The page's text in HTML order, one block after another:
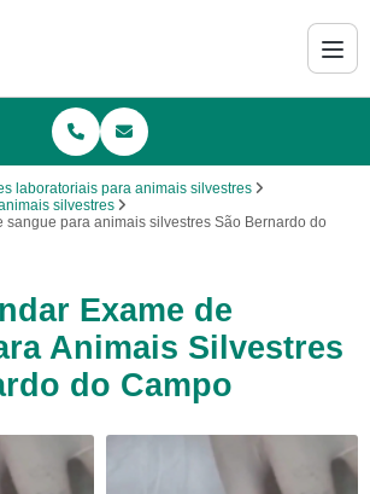
laboratoriais para animais silvestres
silvestres
sangue para animais silvestres São Bernardo do
Exame de
Animais Silvestres
do Campo